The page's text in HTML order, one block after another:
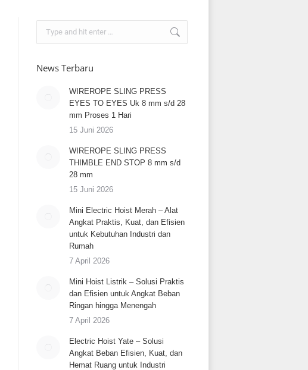
News Terbaru
WIREROPE SLING PRESS
EYES TO EYES Uk 8 mm s/d 28
mm Proses 1 Hari
15 Juni 2026
WIREROPE SLING PRESS
THIMBLE END STOP 8 mm s/d
28 mm
15 Juni 2026
Mini Electric Hoist Merah – Alat
Angkat Praktis, Kuat, dan Efisien
untuk Kebutuhan Industri dan
Rumah
7 April 2026
Mini Hoist Listrik – Solusi Praktis
dan Efisien untuk Angkat Beban
Ringan hingga Menengah
7 April 2026
Electric Hoist Yate – Solusi
Angkat Beban Efisien, Kuat, dan
Hemat Ruang untuk Industri